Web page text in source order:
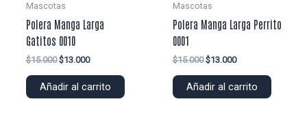
Mascotas
Polera Manga Larga
Gatitos 0010
$15.000 El
original
$13.000El
actual
Añadir al carrito
Mascotas
Polera Manga Larga Perrito
0001
$15.000 El
original
$13.000El
actual
Añadir al carrito